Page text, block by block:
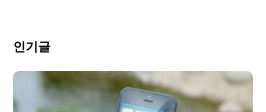
인기글